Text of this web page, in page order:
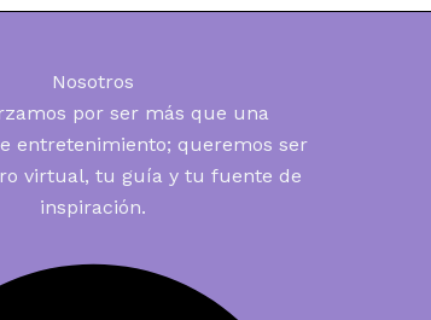
Nosotros
por ser más que una
entretenimiento; queremos ser
virtual, tu guía y tu fuente de
inspiración.